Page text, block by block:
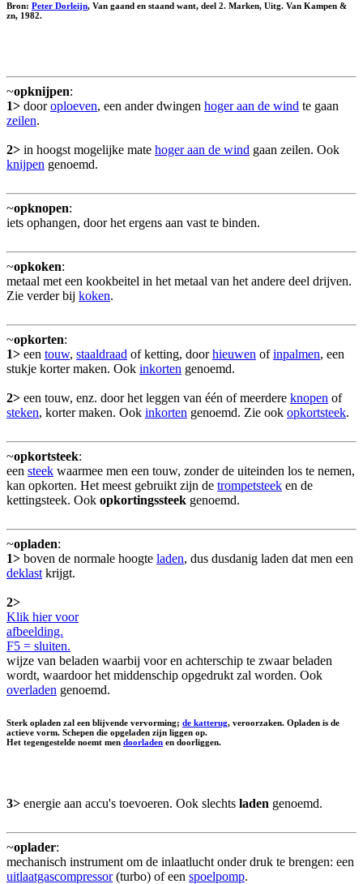
Bron: Peter Dorleijn, Van gaand en staand want, deel 2. Marken, Uitg. Van Kampen &
zn, 1982.
~opknijpen:
1> dooroploeven, een ander dwingen hoger aan de wind te gaan
zeilen.
2> in hoogst mogelijke mate hoger aan de wind gaan zeilen. Ook
knijpen genoemd.
~opknopen:
iets ophangen, door het ergens aan vast te binden.
~opkoken:
metaal met een kookbeitel in het metaal van het andere deel drijven.
Zie verder bij koken.
~opkorten:
1> een touw, staaldraad of ketting, doorhieuwen ofinpalmen, een
stukje korter maken. Ook inkorten genoemd.
2> een touw, enz. door het leggen van één of meerdere knopen of
steken, korter maken. Ook inkorten genoemd. Zie ook opkortsteek.
~opkortsteek:
een steek waarmee men een touw, zonder de uiteinden los te nemen,
kan opkorten. Het meest gebruikt zijn de trompetsteek en de
kettingsteek. Ook opkortingssteek genoemd.
~opladen:
1> boven de normale hoogte laden, dus dusdanig laden dat men een
deklast krijgt.
2>
Klik hier voor
afbeelding.
F5 = sluiten.
wijze van beladen waarbij voor en achterschip te zwaar beladen
wordt, waardoor het middenschip opgedrukt zal worden. Ook
overladen genoemd.
Sterk opladen zal een blijvende vervorming; de katterug, veroorzaken. Opladen is de
actieve vorm. Schepen die opgeladen zijn liggen op.
Het tegengestelde noemt men doorladen en doorliggen.
3> energie aan accu's toevoeren. Ook slechts laden genoemd.
~oplader:
mechanisch instrument om de inlaatlucht onder druk te brengen: een
uitlaatgascompressor(turbo) of een spoelpomp.